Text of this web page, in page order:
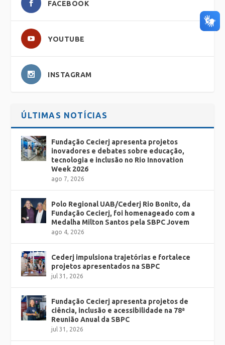
FACEBOOK
YOUTUBE
INSTAGRAM
ÚLTIMAS NOTÍCIAS
Fundação Cecierj apresenta projetos
inovadores e debates sobre educação,
tecnologia e inclusão no Rio Innovation
Week 2026
ago 7, 2026
Polo Regional UAB/Cederj Rio Bonito, da
Fundação Cecierj, foi homenageado com a
Medalha Milton Santos pela SBPC Jovem
ago 4, 2026
Cederj impulsiona trajetórias e fortalece
projetos apresentados na SBPC
jul 31, 2026
Fundação Cecierj apresenta projetos de
ciência, inclusão e acessibilidade na 78ª
Reunião Anual da SBPC
jul 31, 2026